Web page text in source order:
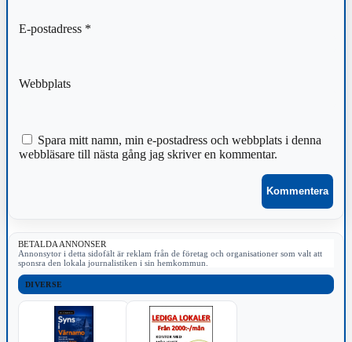
E-postadress *
Webbplats
Spara mitt namn, min e-postadress och webbplats i denna
webbläsare till nästa gång jag skriver en kommentar.
BETALDA ANNONSER
Annonsytor i detta sidofält är reklam från de företag och organisationer som valt att
sponsra den lokala journalistiken i sin hemkommun.
DIVERSE